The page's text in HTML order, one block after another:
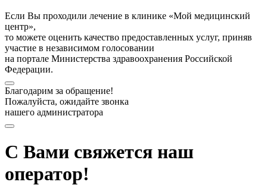
Если Вы проходили лечение в клинике «Мой медицинский
центр»,
то можете оценить качество предоставленных услуг, приняв
участие в независимом голосовании
на портале Министерства здравоохранения Российской
Федерации.
Благодарим за обращение!
Пожалуйста, ожидайте звонка
нашего администратора
С Вами свяжется наш
оператор!